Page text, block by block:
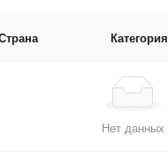
Страна Категория
Нет данных